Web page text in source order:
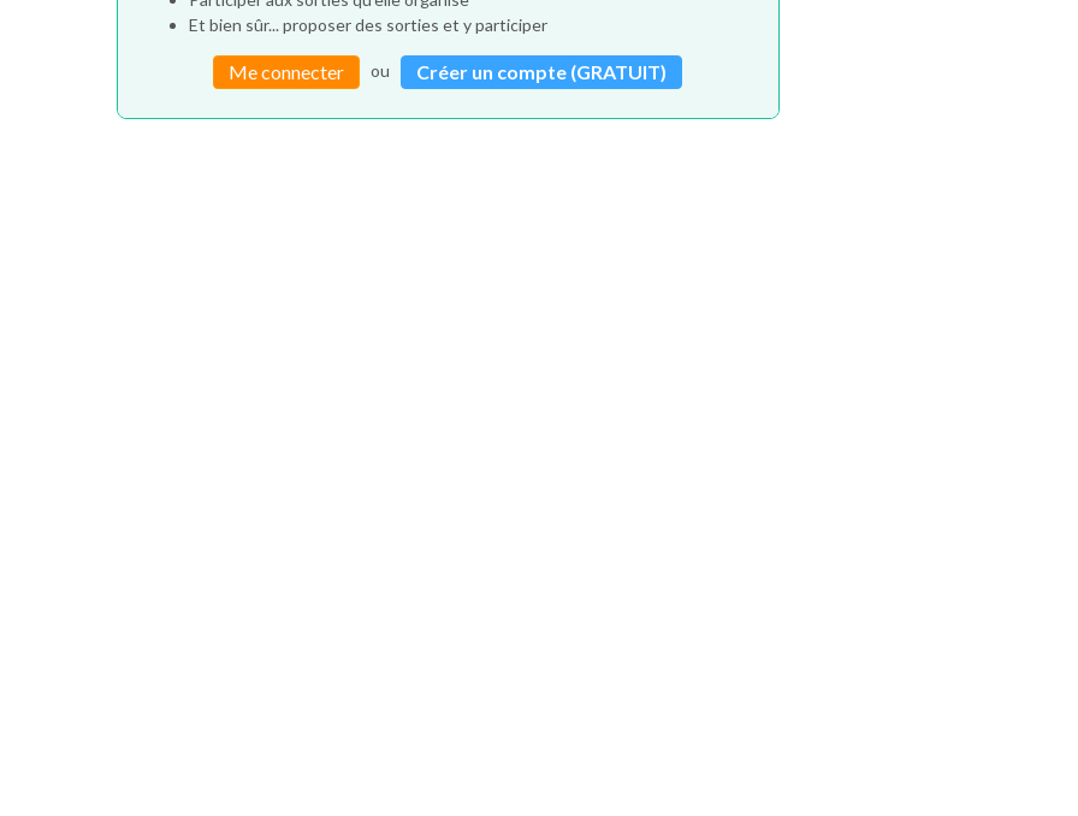
Et bien sûr... proposer des sorties et y participer
Me connecter ou Créer un compte (GRATUIT)